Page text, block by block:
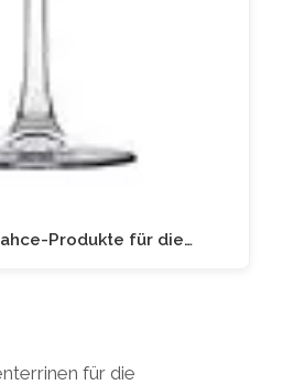
Produkte für die…
für die